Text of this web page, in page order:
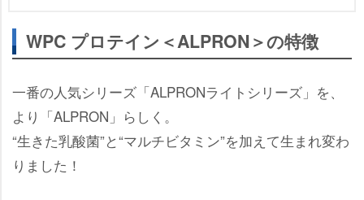
WPC プロテイン＜ALPRON＞の特徴
一番の人気シリーズ「ALPRONライトシリーズ」を、
より「ALPRON」らしく。
“生きた乳酸菌”と“マルチビタミン”を加えて生まれ変わ
りました！